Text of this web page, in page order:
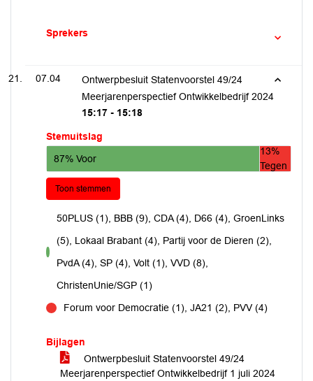
Sprekers
07.04
Ontwerpbesluit Statenvoorstel 49/24
Meerjarenperspectief Ontwikkelbedrijf 2024
15:17 - 15:18
Stemuitslag
87% Voor
13%
Tegen
Toon stemmen
voor
50PLUS (1), BBB (9), CDA (4), D66 (4), GroenLinks
(5), Lokaal Brabant (4), Partij voor de Dieren (2),
PvdA (4), SP (4), Volt (1), VVD (8),
ChristenUnie/SGP (1)
Forum voor Democratie (1), JA21 (2), PVV (4)
Bijlagen
Ontwerpbesluit Statenvoorstel 49/24
Meerjarenperspectief Ontwikkelbedrijf 1 juli 2024